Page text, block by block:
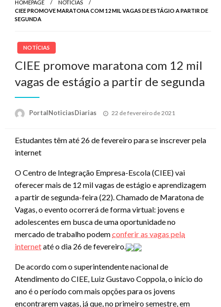
HOMEPAGE
NOTÍCIAS
CIEE PROMOVE MARATONA COM 12 MIL VAGAS DE ESTÁGIO A PARTIR DE
SEGUNDA
NOTÍCIAS
CIEE promove maratona com 12 mil
vagas de estágio a partir de segunda
PortalNoticiasDiarias
Posted
22 de fevereiro de 2021
Estudantes têm até 26 de fevereiro para se inscrever pela
internet
O Centro de Integração Empresa-Escola (CIEE) vai
oferecer mais de 12 mil vagas de estágio e aprendizagem
a partir de segunda-feira (22). Chamado de Maratona de
Vagas, o evento ocorrerá de forma virtual: jovens e
adolescentes em busca de uma oportunidade no
mercado de trabalho podemconferir as vagas pela
internetaté o dia 26 de fevereiro.
De acordo com o superintendente nacional de
Atendimento do CIEE, Luiz Gustavo Coppola, o início do
ano é o período com mais opções para os jovens
encontrarem vagas, já que, no primeiro semestre, em